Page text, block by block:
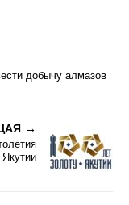
добычу алмазов